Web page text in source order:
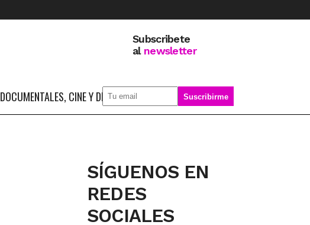
Subscribete
al newsletter
DOCUMENTALES, CINE Y DEPORTE SOBRE MÍ
SÍGUENOS EN
REDES
SOCIALES